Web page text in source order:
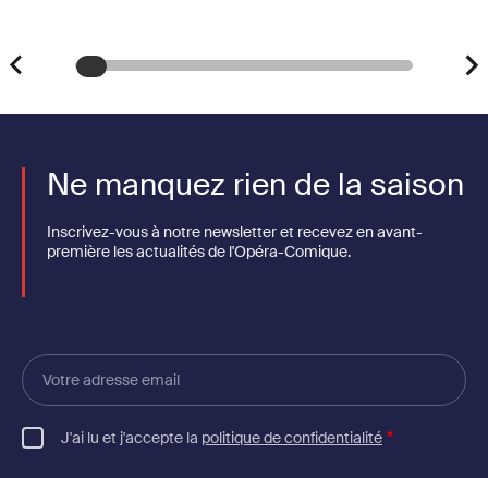
Ne manquez rien de la saison
Inscrivez-vous à notre newsletter et recevez en avant-
première les actualités de l'Opéra-Comique.
Votre
adresse
email
J'ai lu et j'accepte la politique de confidentialité